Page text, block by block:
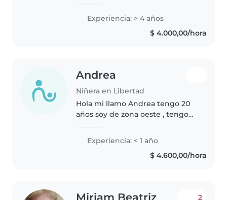
y amable . Cuidado durante
vacaciones escolares
,acompañamiento. No dudes en
Experiencia: > 4 años
$ 4.000,00/hora
Andrea
Niñera en Libertad
Hola mi llamo Andrea tengo 20
años soy de zona oeste , tengo
tranquila , dinámica , con mucha
paciencia, divertida y amorosa..
Experiencia: < 1 año
$ 4.600,00/hora
Miriam Beatriz 2